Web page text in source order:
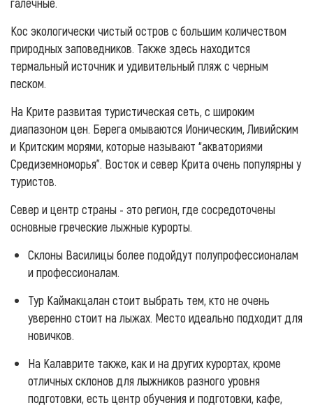
Кос экологически чистый остров с большим количеством
природных заповедников. Также здесь находится
термальный источник и удивительный пляж с черным
песком.
На Крите развитая туристическая сеть, с широким
диапазоном цен. Берега омываются Ионическим, Ливийским
и Критским морями, которые называют “акваториями
Средиземноморья”. Восток и север Крита очень популярны у
туристов.
Север и центр страны - это регион, где сосредоточены
основные греческие лыжные курорты.
Склоны Василицы более подойдут полупрофессионалам
и профессионалам.
Тур Каймакцалан стоит выбрать тем, кто не очень
уверенно стоит на лыжах. Место идеально подходит для
новичков.
На Калаврите также, как и на других курортах, кроме
отличных склонов для лыжников разного уровня
подготовки, есть центр обучения и подготовки, кафе,